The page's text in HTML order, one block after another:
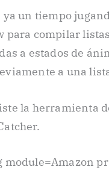
ya un tiempo
para compilar
a estados de
a una
la herramienta
module=Amazon